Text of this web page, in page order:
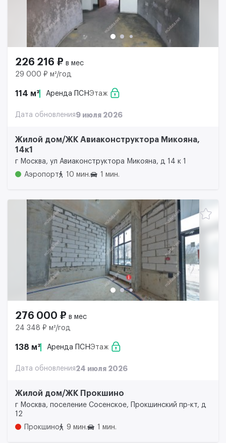
226 216 ₽ в мес
29 000 ₽ м²/год
114 м² Аренда ПСНЭтаж
Дата обновления9 июля 2026
Жилой дом/ЖК Авиаконструктора Микояна,
14к1
г Москва, ул Авиаконструктора Микояна, д 14 к 1
Аэропорт
10 мин. 1 мин.
276 000 ₽ в мес
24 348 ₽ м²/год
138 м² Аренда ПСНЭтаж
Дата обновления24 июля 2026
Жилой дом/ЖК Прокшино
г Москва, поселение Сосенское, Прокшинский пр-кт, д
12
Прокшино
9 мин. 1 мин.